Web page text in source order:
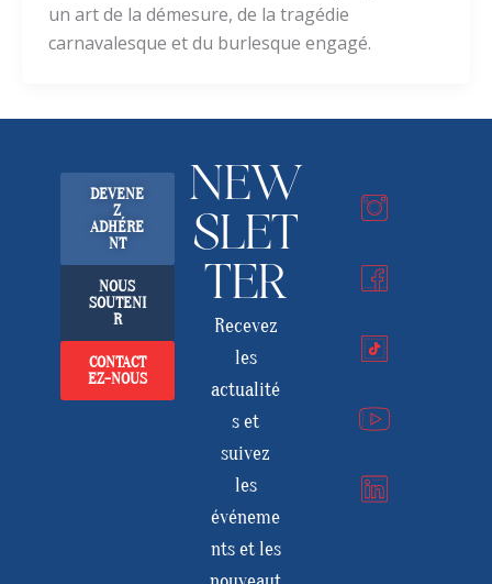
un art de la démesure, de la tragédie
carnavalesque et du burlesque engagé.
DEVENE
Z
ADHÉRE
NT
NOUS
SOUTENI
R
CONTACT
EZ-NOUS
NEW
SLET
TER
Recevez
les
actualité
s et
suivez
les
événeme
nts et les